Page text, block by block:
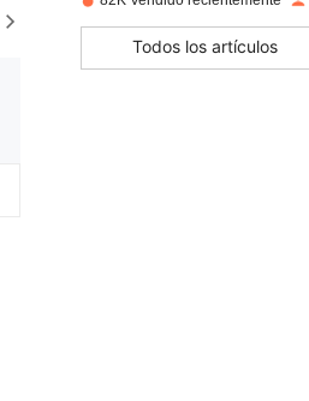
4,87
Todos los artículos